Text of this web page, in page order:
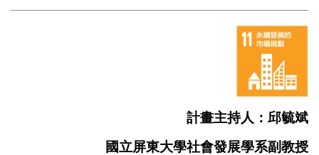
計畫主持人：邱毓斌
國立屏東大學社會發展學系副教授